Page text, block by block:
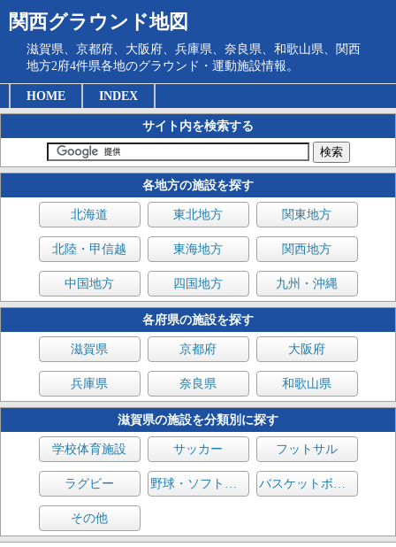
関西グラウンド地図
滋賀県、京都府、大阪府、兵庫県、奈良県、和歌山県、関西
地方2府4件県各地のグラウンド・運動施設情報。
HOME INDEX
サイト内を検索する
各地方の施設を探す
北海道 東北地方 関東地方
北陸・甲信越 東海地方 関西地方
中国地方 四国地方 九州・沖縄
各府県の施設を探す
滋賀県 京都府 大阪府
兵庫県 奈良県 和歌山県
滋賀県の施設を分類別に探す
学校体育施設 サッカー フットサル
ラグビー 野球・ソフトボール バスケットボール
その他